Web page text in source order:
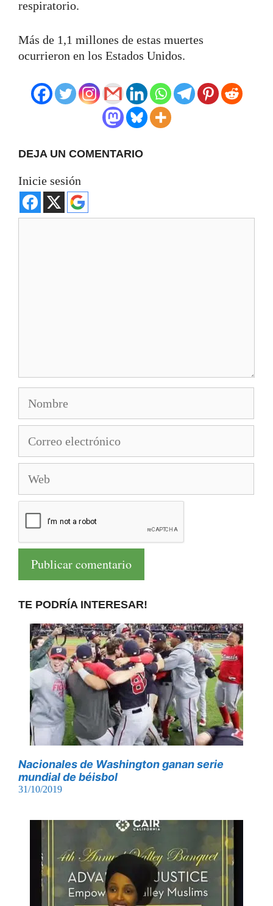
respiratorio.
Más de 1,1 millones de estas muertes
ocurrieron en los Estados Unidos.
DEJA UN COMENTARIO
Inicie sesión
electrónico
TE PODRÍA INTERESAR!
Nacionales de Washington ganan serie
mundial de béisbol
31/10/2019